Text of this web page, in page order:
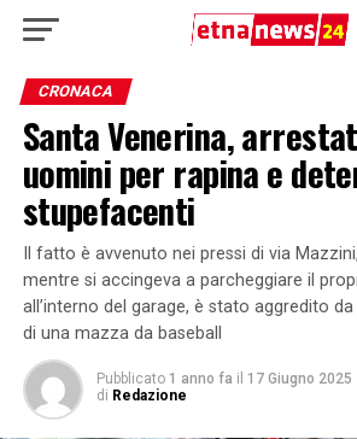
CRONACA
Santa Venerina,
uomini per rapina e
stupefacenti
Il fatto è avvenuto nei pressi di via
mentre si accingeva a parcheggiare il
all’interno del garage, è stato aggredito
di una mazza da baseball
Pubblicato 1 anno fa il 17 Giugno 2025
di Redazione